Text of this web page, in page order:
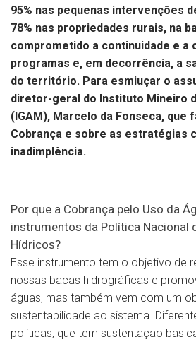
95% nas pequenas intervenções
78% nas propriedades rurais, na
comprometido a continuidade e a
programas e, em decorrência, a
do território. Para esmiuçar o
diretor-geral do Instituto Mineiro
(IGAM), Marcelo da Fonseca, que
Cobrança e sobre as estratégias
inadimplência.
Por que a Cobrança pelo Uso da
instrumentos da Política Nacional
Hídricos?
Esse instrumento tem o objetivo de
nossas bacas hidrográficas e
águas, mas também vem com um
sustentabilidade ao sistema.
políticas, que tem sustentação